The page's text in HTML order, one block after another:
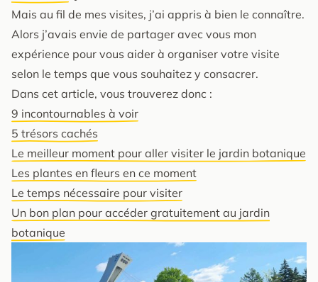
Mais au fil de mes visites, j’ai appris à bien le connaître.
Alors j’avais envie de partager avec vous mon
expérience pour vous aider à organiser votre visite
selon le temps que vous souhaitez y consacrer.
Dans cet article, vous trouverez donc :
9 incontournables à voir
5 trésors cachés
Le meilleur moment pour aller visiter le jardin botanique
Les plantes en fleurs en ce moment
Le temps nécessaire pour visiter
Un bon plan pour accéder gratuitement au jardin
botanique